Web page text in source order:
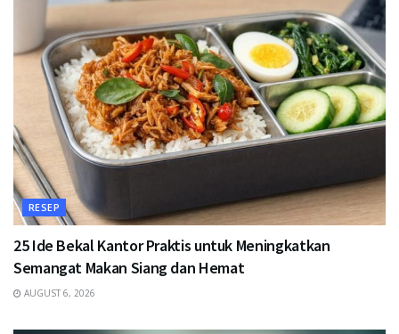
RESEP
25 Ide Bekal Kantor Praktis untuk Meningkatkan
Semangat Makan Siang dan Hemat
AUGUST 6, 2026